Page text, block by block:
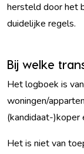
hersteld door het
duidelijke regels.
Bij welke
Het logboek is
woningen/
(kandidaat-)koper
Het is niet van